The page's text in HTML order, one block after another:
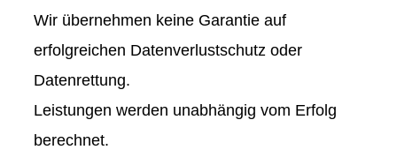
Wir übernehmen keine Garantie auf
erfolgreichen Datenverlustschutz oder
Datenrettung.
Leistungen werden unabhängig vom Erfolg
berechnet.